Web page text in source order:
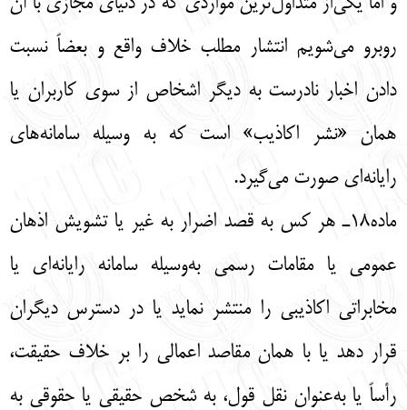
روبرو می‌شویم انتشار مطلب خلاف واقع و بعضاً نسبت
دادن اخبار نادرست به دیگر اشخاص از سوی کاربران یا
همان «نشر اکاذیب» است که به وسیله سامانه‌های
رایانه‌ای صورت می‌گیرد.
ماده18ـ هر كس به قصد اضرار به غير يا تشويش اذهان
عمومي يا مقامات رسمي به‌وسيله سامانه رايانه‌اي يا
مخابراتي اكاذيبي را منتشر نمايد يا در دسترس ديگران
قرار دهد يا با همان مقاصد اعمالي را بر خلاف حقيقت،
رأساً يا به‌عنوان نقل قول، به شخص حقيقي يا حقوقي به